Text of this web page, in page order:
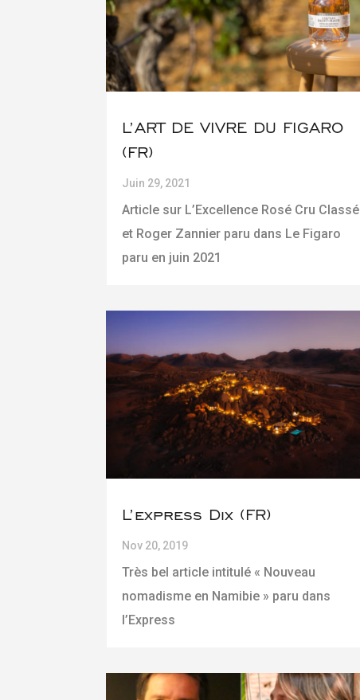
L’ART DE VIVRE DU FIGARO
(FR)
Juin 29, 2021
Article sur L’Excellence Rosé Cru Classé
et Roger Zannier paru dans Le Figaro
paru en juin 2021
L’express Dix (FR)
Nov 20, 2019
Très bel article intitulé « Nouveau
nomadisme en Namibie » paru dans
l’Express